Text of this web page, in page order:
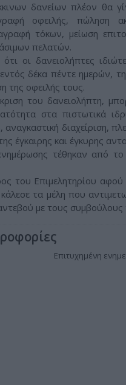
δανείων πλέον θα
οφειλής, πώληση
τόκων, μείωση
πελατών.
οι δανειολήπτες
δέκα πέντε ημερών,
της οφειλής τους.
του δανειολήπτη,
στα πιστωτικά
διαχείριση,
έγκαιρης και έγκυρης
τέθηκαν από
του Επιμελητηρίου αφού
τα μέλη που
με τους συμβούλους
Επιτυχημένη